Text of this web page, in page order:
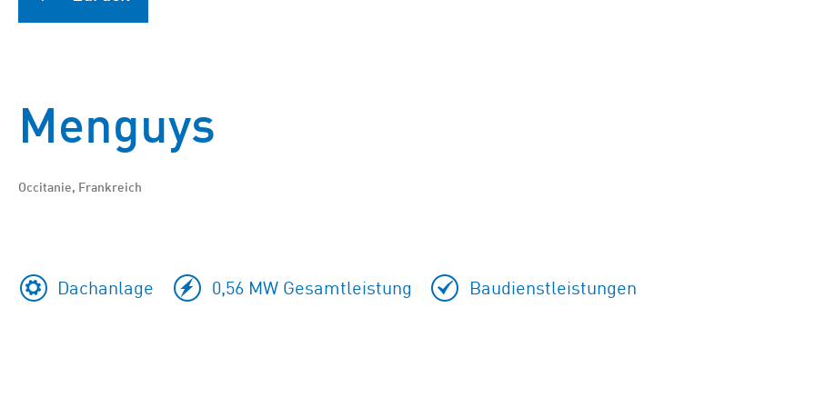
Menguys
Occitanie, Frankreich
Dachanlage 0,56 MW Gesamtleistung Baudienstleistungen